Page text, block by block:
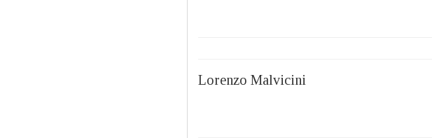
Lorenzo Malvicini